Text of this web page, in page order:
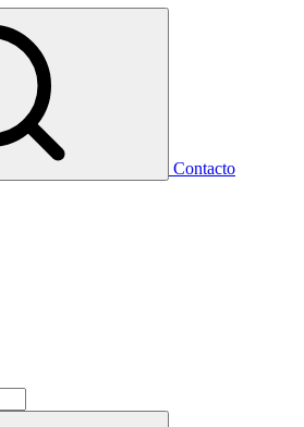
Contacto